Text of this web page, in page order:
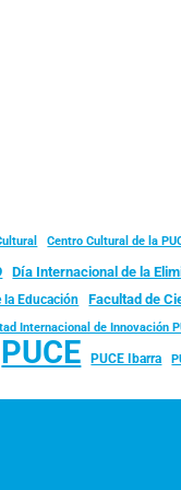
Centro Cultural de la
Día Internacional de la
la Educación Facultad de
Internacional de Innovación
PUCE PUCE Ibarra